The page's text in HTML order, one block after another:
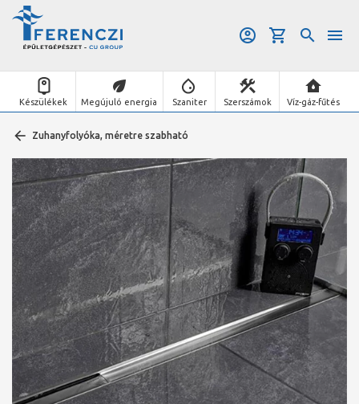
Készülékek Megújuló energia Szaniter Szerszámok Víz-gáz-fűtés
Zuhanyfolyóka, méretre szabható